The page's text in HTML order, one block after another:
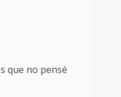
que no pensé